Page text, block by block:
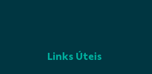
Links Úteis